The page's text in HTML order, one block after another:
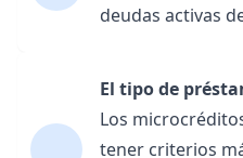
deudas activas
El tipo de
Los
tener criterios